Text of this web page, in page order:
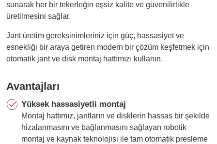
sunarak her bir tekerleğin eşsiz kalite ve güvenilirlikle
üretilmesini sağlar.
Jant üretim gereksinimleriniz için güç, hassasiyet ve
esnekliği bir araya getiren modern bir çözüm keşfetmek için
otomatik jant ve disk montaj hattımızı kullanın.
Avantajları
Yüksek hassasiyetli montaj
Montaj hattımız, jantların ve disklerin hassas bir şekilde
hizalanmasını ve bağlanmasını sağlayan robotik
montaj ve kaynak teknolojisi ile tam otomatik presleme